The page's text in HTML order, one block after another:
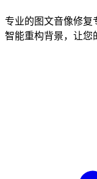
专业的图文音像修复
智能重构背景，让您